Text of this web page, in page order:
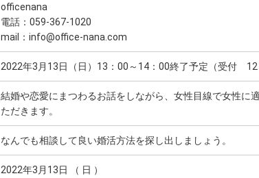
officenana
電話：059-367-1020
mail：info@office-nana.com
2022年3月13日（日）13：00～14：00終了予定（受付 12
結婚や恋愛にまつわるお話をしながら、女性目線で女性に
ただきます。
なんでも相談して良い婚活方法を探し出しましょう。
2022年3月13日 （ 日 ）